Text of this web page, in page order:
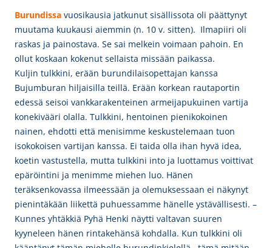
Burundissa vuosikausia jatkunut sisällissota oli päättynyt
muutama kuukausi aiemmin (n. 10 v. sitten). Ilmapiiri oli
raskas ja painostava. Se sai melkein voimaan pahoin. En
ollut koskaan kokenut sellaista missään paikassa.
Kuljin tulkkini, erään burundilaisopettajan kanssa
Bujumburan hiljaisilla teillä. Erään korkean rautaportin
edessä seisoi vankkarakenteinen armeijapukuinen vartija
konekivääri olalla. Tulkkini, hentoinen pienikokoinen
nainen, ehdotti että menisimme keskustelemaan tuon
isokokoisen vartijan kanssa. Ei taida olla ihan hyvä idea,
koetin vastustella, mutta tulkkini into ja luottamus voittivat
epäröintini ja menimme miehen luo. Hänen
teräksenkovassa ilmeessään ja olemuksessaan ei näkynyt
pienintäkään liikettä puhuessamme hänelle ystävällisesti. –
Kunnes yhtäkkiä Pyhä Henki näytti valtavan suuren
kyyneleen hänen rintakehänsä kohdalla. Kun tulkkini oli